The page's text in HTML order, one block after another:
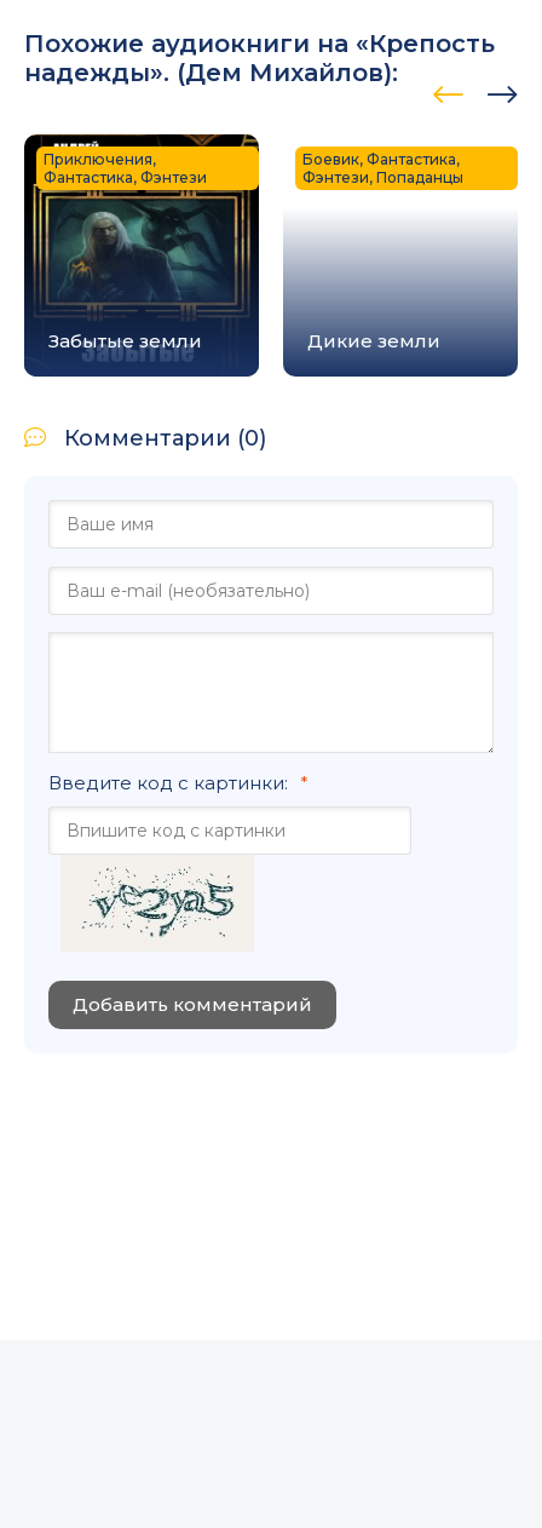
Похожие аудиокниги на «Крепость
надежды». (Дем Михайлов):
Забытые земли
Приключения,
Фантастика, Фэнтези
Дикие земли
Боевик, Фантастика,
Фэнтези, Попаданцы
Комментарии (0)
Введите код с картинки:
Добавить комментарий